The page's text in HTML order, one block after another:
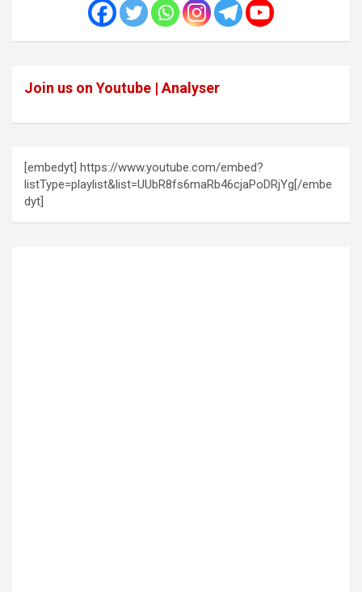
Join us on Youtube | Analyser
[embedyt] https://www.youtube.com/embed?
listType=playlist&list=UUbR8fs6maRb46cjaPoDRjYg[/embe
dyt]